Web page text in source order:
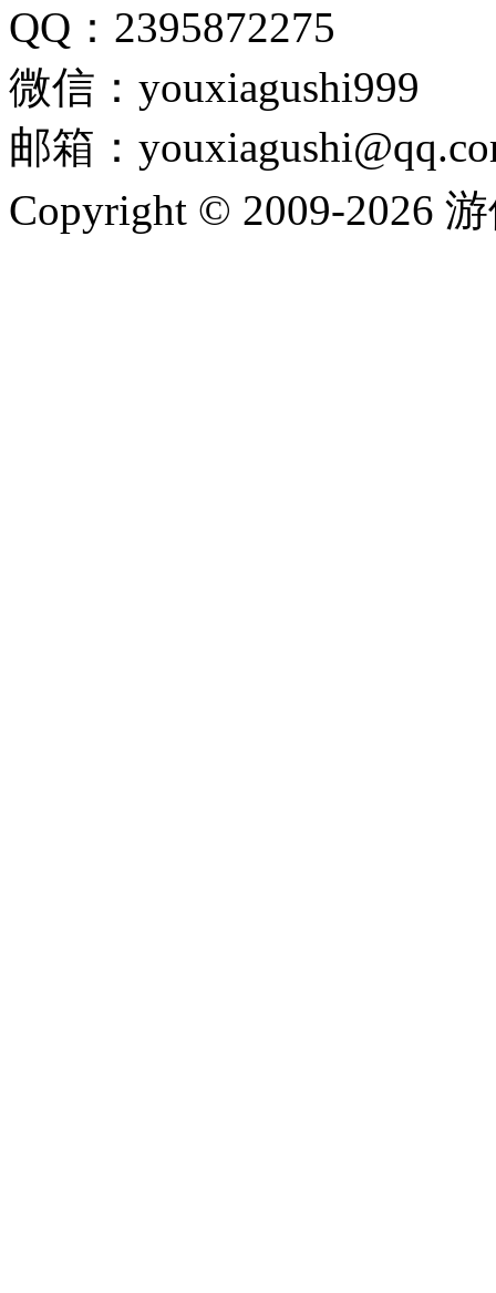
QQ：2395872275
微信：youxiagushi999
邮箱：
Copyright © 2009-2026